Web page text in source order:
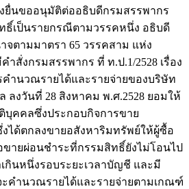
ยื่นขออนุมัติต่ออธิบดีกรมสรรพากร
ธิ์เป็นรายกรณีตามวรรคหนึ่ง อธิบดี
จตามมาตรา 65 วรรคสาม แห่ง
ำสั่งกรมสรรพากร ที่ ท.ป.1/2528 เรื่อง
ำนวณรายได้และรายจ่ายของบริษัท
งวันที่ 28 สิงหาคม พ.ศ.2528 ยอมให้
คคลซึ่งประกอบกิจการขาย
ได้ตกลงขายอสังหาริมทรัพย์ให้ผู้ซื้อ
ายผ่อนชำระที่กรรมสิทธิ์ยังไม่โอนไป
นหนึ่งรอบระยะเวลาบัญชี และมี
คำนวณรายได้และรายจ่ายตามเกณฑ์